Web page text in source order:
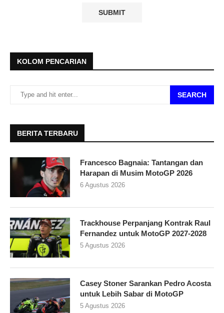
KOLOM PENCARIAN
SEARCH
BERITA TERBARU
Francesco Bagnaia: Tantangan dan
Harapan di Musim MotoGP 2026
6 Agustus 2026
Trackhouse Perpanjang Kontrak Raul
Fernandez untuk MotoGP 2027-2028
5 Agustus 2026
Casey Stoner Sarankan Pedro Acosta
untuk Lebih Sabar di MotoGP
5 Agustus 2026